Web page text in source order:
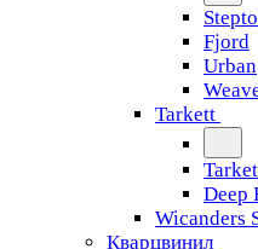
Fjord
Urban
Tarkett
Deep
Wicanders
Кварцвинил